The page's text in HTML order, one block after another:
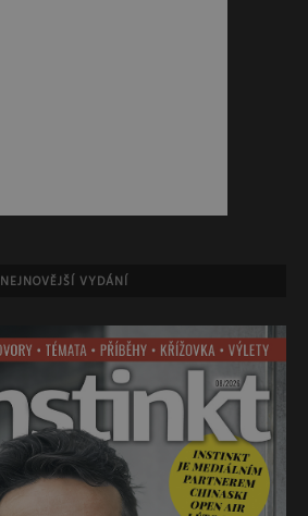
NEJNOVĚJŠÍ VYDÁNÍ